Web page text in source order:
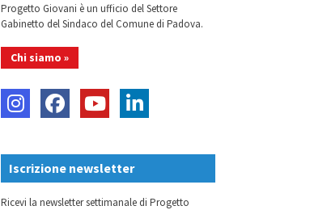
Progetto Giovani è un ufficio del Settore
Gabinetto del Sindaco del Comune di Padova.
Chi siamo »
Iscrizione newsletter
Ricevi la newsletter settimanale di Progetto